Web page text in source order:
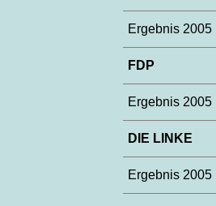
Ergebnis
FDP
Ergebnis
DIE LINKE
Ergebnis